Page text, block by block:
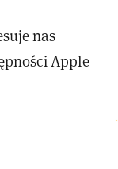
nas
Apple